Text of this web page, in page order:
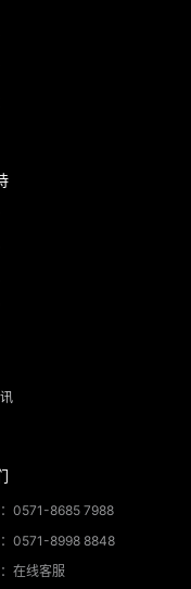
0571-8685 7988
0571-8998 8848
在线客服